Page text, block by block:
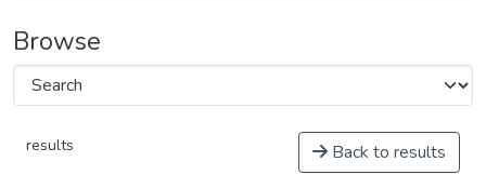
Browse
results Back to results